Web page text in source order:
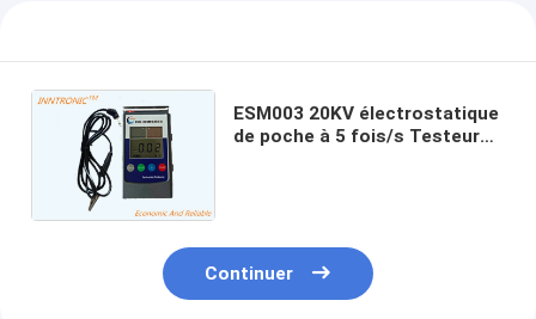
ESM003 20KV électrostatique
de poche à 5 fois/s Testeur
Continuer